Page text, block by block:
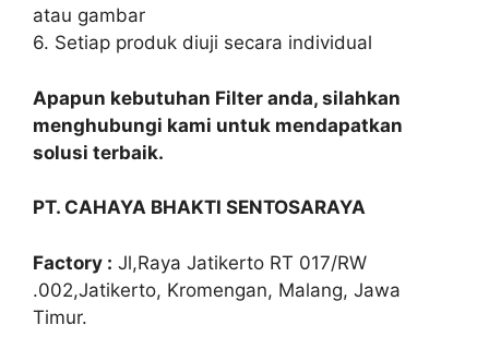
atau gambar
6. Setiap produk diuji secara individual
Apapun kebutuhan Filter anda, silahkan
menghubungi kami untuk mendapatkan
solusi terbaik.
PT. CAHAYA BHAKTI SENTOSARAYA
Factory : Jl,Raya Jatikerto RT 017/RW
.002,Jatikerto, Kromengan, Malang, Jawa
Timur.